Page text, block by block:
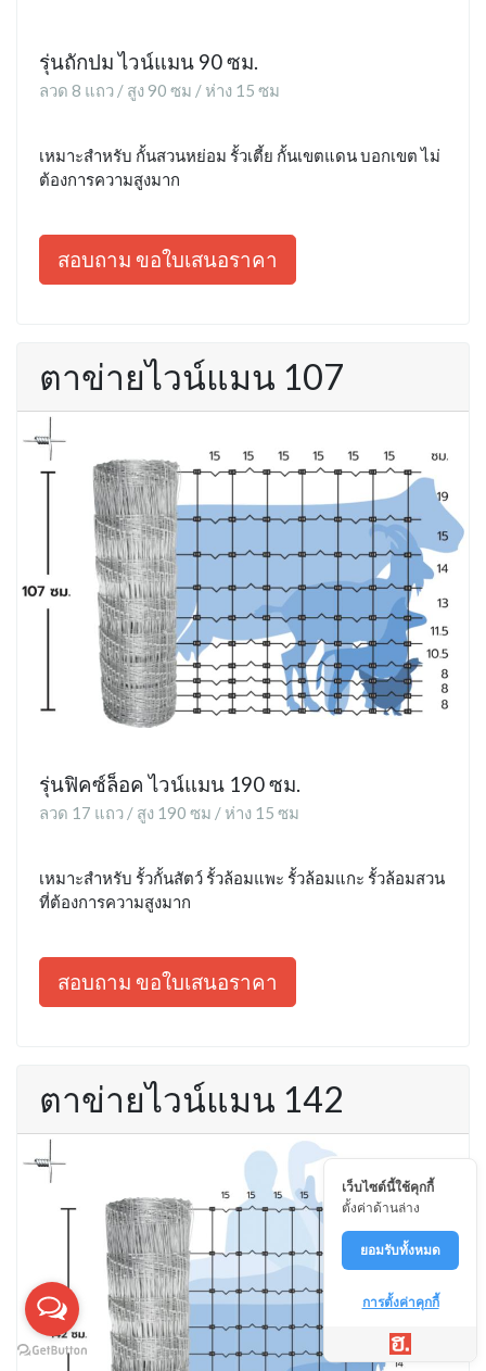
รุ่นถักปม ไวน์แมน 90 ซม.
ลวด 8 แถว / สูง 90 ซม / ห่าง 15 ซม
เหมาะสำหรับ กั้นสวนหย่อม รั้วเตี้ย กั้นเขตแดน บอกเขต ไม่
ต้องการความสูงมาก
สอบถาม ขอใบเสนอราคา
ตาข่ายไวน์แมน 107
รุ่นฟิคซ์ล็อค ไวน์แมน 190 ซม.
ลวด 17 แถว / สูง 190 ซม / ห่าง 15 ซม
เหมาะสำหรับ รั้วกั้นสัตว์ รั้วล้อมแพะ รั้วล้อมแกะ รั้วล้อมสวน
ที่ต้องการความสูงมาก
สอบถาม ขอใบเสนอราคา
ตาข่ายไวน์แมน 142
เว็บไซต์นี้ใช้คุกกี้
ตั้งค่าด้านล่าง
ยอมรับทั้งหมด
การตั้งค่าคุกกี้